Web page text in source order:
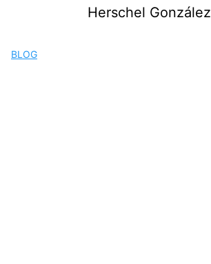
Herschel González
BLOG